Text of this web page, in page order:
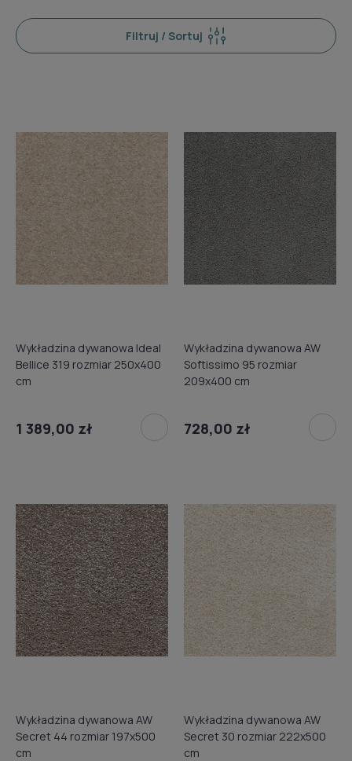
Filtruj / Sortuj
Wykładzina dywanowa Ideal
Bellice 319 rozmiar 250x400
cm
1 389,00 zł
Wykładzina dywanowa AW
Softissimo 95 rozmiar
209x400 cm
728,00 zł
Wykładzina dywanowa AW
Secret 44 rozmiar 197x500
cm
Wykładzina dywanowa AW
Secret 30 rozmiar 222x500
cm